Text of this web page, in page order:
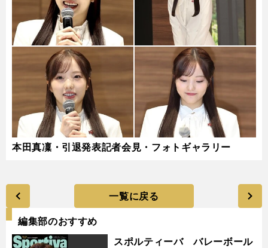
本田真凜・引退発表記者会見・フォトギャラリー
一覧に戻る
編集部のおすすめ
スポルティーバ バレーボール